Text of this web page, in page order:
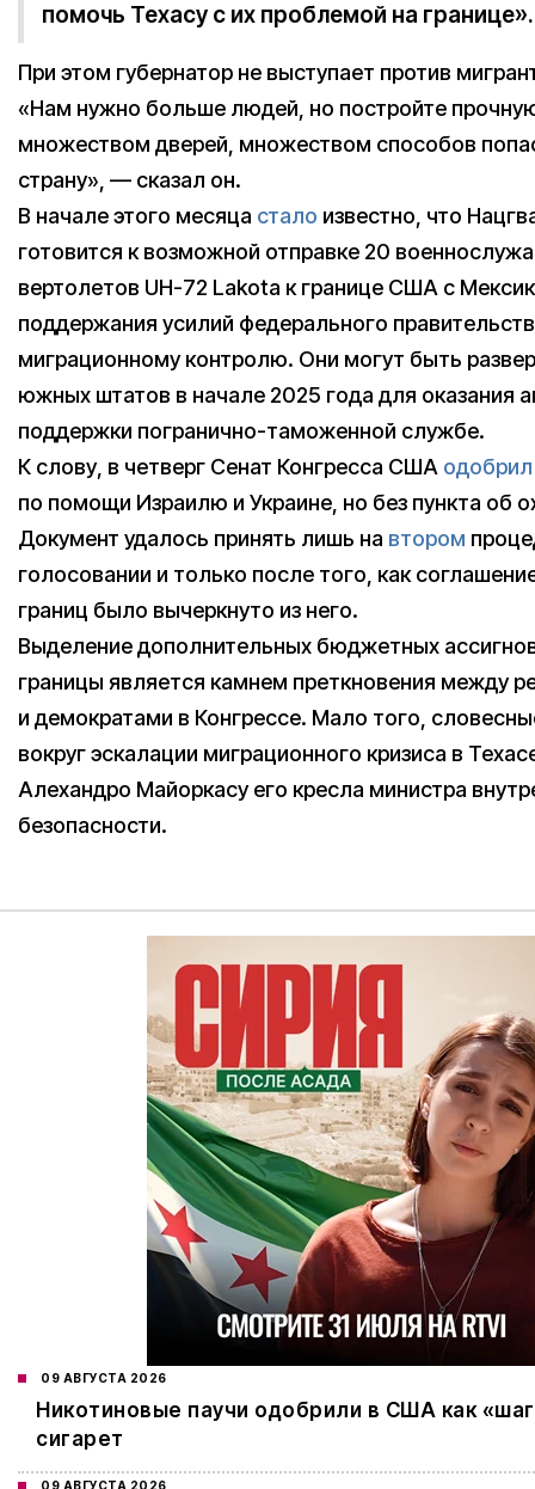
помочь Техасу с их проблемой на границе».
При этом губернатор не выступает против
«Нам нужно больше людей, но постройте
множеством дверей, множеством способов
страну», — сказал он.
В начале этого месяца стало известно, что
готовится к возможной отправке 20
вертолетов UH-72 Lakota к границе США с
поддержания усилий федерального
миграционному контролю. Они могут быть
южных штатов в начале 2025 года для оказания
поддержки погранично-таможенной службе.
К слову, в четверг Сенат Конгресса США одобрил
по помощи Израилю и Украине, но без пункта об
Документ удалось принять лишь на втором
голосовании и только после того, как
границ было вычеркнуто из него.
Выделение дополнительных бюджетных
границы является камнем преткновения между
и демократами в Конгрессе. Мало того,
вокруг эскалации миграционного кризиса в
Алехандро Майоркасу его кресла министра
безопасности.
09 АВГУСТА 2026
Никотиновые паучи одобрили в США как «шаг
сигарет
09 АВГУСТА 2026